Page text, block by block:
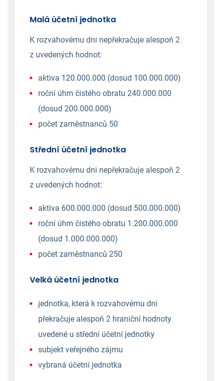
Malá účetní jednotka
K rozvahovému dni nepřekračuje alespoň 2
z uvedených hodnot:
aktiva 120.000.000 (dosud 100.000.000)
roční úhrn čistého obratu 240.000.000
(dosud 200.000.000)
počet zaměstnanců 50
Střední účetní jednotka
K rozvahovému dni nepřekračuje alespoň 2
z uvedených hodnot:
aktiva 600.000.000 (dosud 500.000.000)
roční úhrn čistého obratu 1.200.000.000
(dosud 1.000.000.000)
počet zaměstnanců 250
Velká účetní jednotka
jednotka, která k rozvahovému dni
překračuje alespoň 2 hraniční hodnoty
uvedené u střední účetní jednotky
subjekt veřejného zájmu
vybraná účetní jednotka